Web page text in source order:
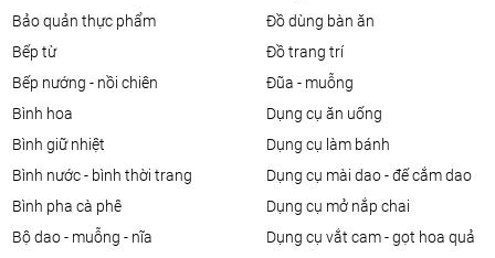
bảo quản thực phẩm
bếp từ
bếp nướng - nồi chiên
bình hoa
bình giữ nhiệt
bình nước - bình thời trang
bình pha cà phê
bộ dao - muỗng - nĩa
đồ dùng bàn ăn
đồ trang trí
đũa - muỗng
dụng cụ ăn uống
dụng cụ làm bánh
dụng cụ mài dao - đế cắm dao
dụng cụ mở nắp chai
dụng cụ vắt cam - gọt hoa quả